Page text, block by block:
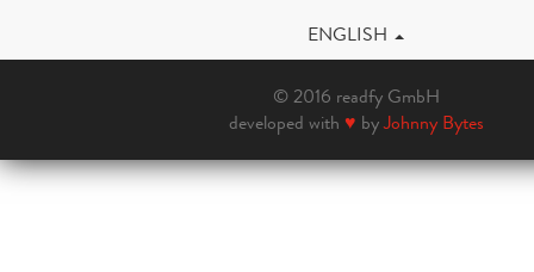
ENGLISH
© 2016 readfy GmbH
developed with ♥ byJohnny Bytes